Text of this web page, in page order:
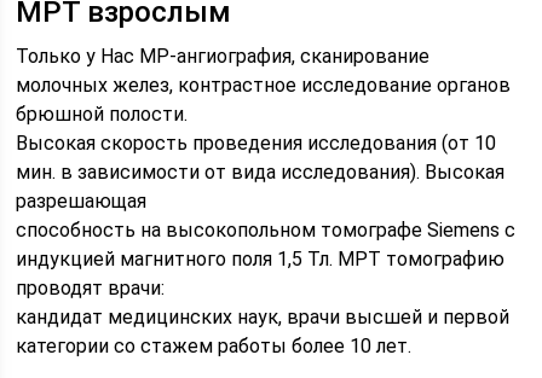
МРТ взрослым
Только у Нас МР-ангиография, сканирование
молочных желез, контрастное исследование органов
брюшной полости.
Высокая скорость проведения исследования (от 10
мин. в зависимости от вида исследования). Высокая
разрешающая
способность на высокопольном томографе Siemens с
индукцией магнитного поля 1,5 Тл. МРТ томографию
проводят врачи:
кандидат медицинских наук, врачи высшей и первой
категории со стажем работы более 10 лет.